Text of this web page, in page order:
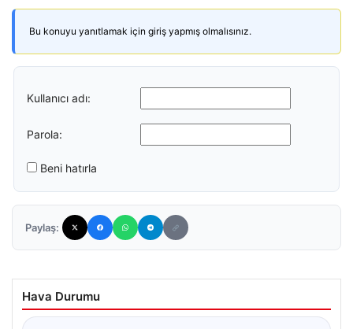
Bu konuyu yanıtlamak için giriş yapmış olmalısınız.
Kullanıcı adı:
Parola:
Beni hatırla
Paylaş:
Hava Durumu